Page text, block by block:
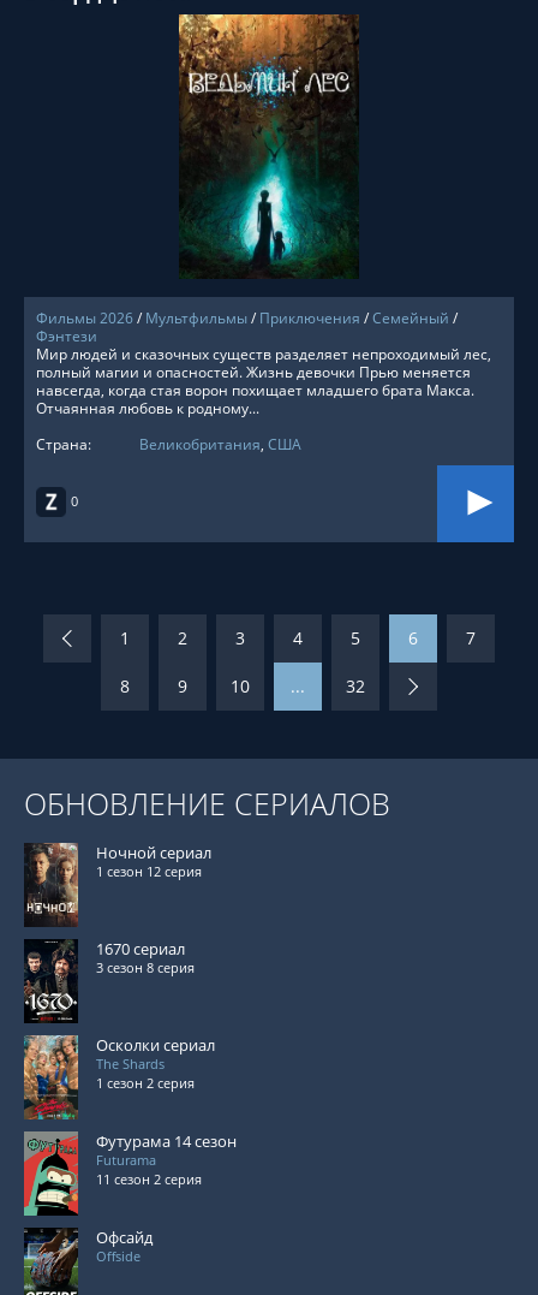
СМОТРЕТЬ ОНЛАЙН
Фильмы 2026/ Мультфильмы/ Приключения /Семейный /
Фэнтези
0
Мир людей и сказочных существ разделяет непроходимый лес,
полный магии и опасностей. Жизнь девочки Прью меняется
навсегда, когда стая ворон похищает младшего брата Макса.
Отчаянная любовь к родному...
Страна:
Великобритания, США
1 2 3 4 5 6 7
8 9 10 ... 32
ОБНОВЛЕНИЕ СЕРИАЛОВ
Ночной сериал
1 сезон 12 серия
1670 сериал
3 сезон 8 серия
Осколки сериал
The Shards
1 сезон 2 серия
Футурама 14 сезон
Futurama
11 сезон 2 серия
Офсайд
Offside